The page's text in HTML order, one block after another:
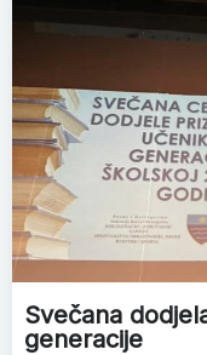
Svečana
generacije